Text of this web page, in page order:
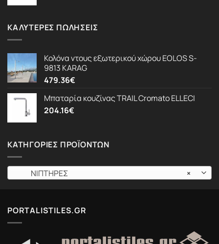
ΚΑΛΎΤΕΡΕΣ ΠΩΛΉΣΕΙΣ
Κολόνα ντους εξωτερικού χώρου EOLOS S-
9813 KARAG
479.36€
Μπαταρία κουζίνας TRAIL Cromato ELLECI
204.16€
ΚΑΤΗΓΟΡΊΕΣ ΠΡΟΪΌΝΤΩΝ
×
ΝΙΠΤΗΡΕΣ
PORTALISTILES.GR